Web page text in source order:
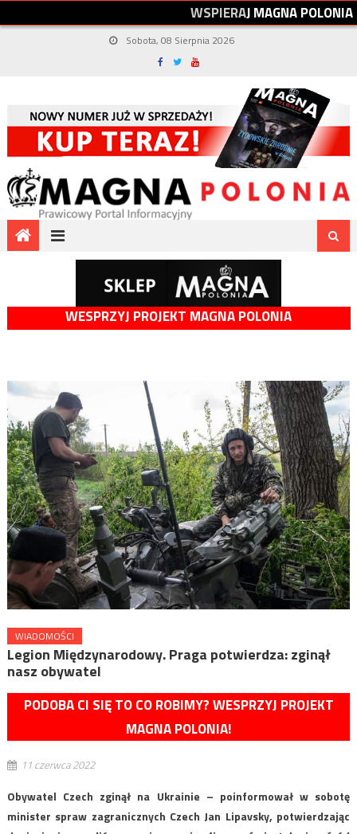
WSPIERAJMAGNAPOLONIA
Sobota, 08 Sierpnia 2026
WESPRZYJ PROJEKT MAGNA POLONIA
WIADOMOŚCI
Legion Międzynarodowy. Praga potwierdza: zginął
nasz obywatel
PODOBA CI SIĘ TO CO ROBIMY? WESPRZYJ PROJEKT
MAGNA POLONIA!
11 czerwca 2022
Obywatel Czech zginął na Ukrainie – poinformował w sobotę
minister spraw zagranicznych Czech Jan Lipavsky, potwierdzając